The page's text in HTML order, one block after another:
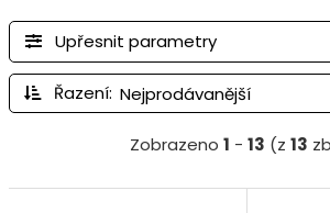
Upřesnit parametry
Řazení:
Zobrazeno 1 - 13 (z 13